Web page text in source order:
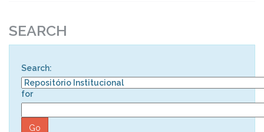
SEARCH
Search:
for